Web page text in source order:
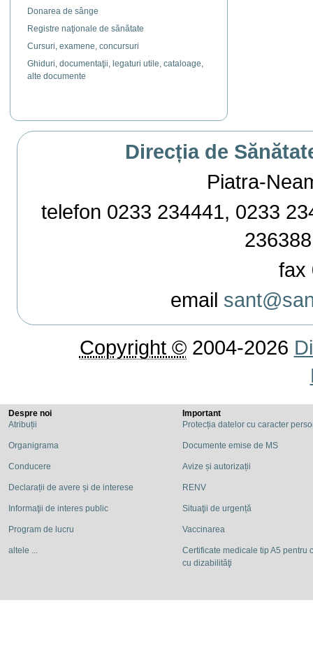
Donarea de sânge
Registre naţionale de sănătate
Cursuri, examene, concursuri
Ghiduri, documentaţii, legaturi utile, cataloage,
alte documente
Direcția de
Piatra-
telefon 0233 234441, 0233
fax
email
Copyright ©2004-2026
Despre noi
Atribuții
Organigrama
Conducere
Declarații de avere și de interese
Informaţii de interes public
Program de lucru
altele ...
Important
Protecția datelor cu caracter
Documente emise de MS
Avize și autorizații
RENV
Situaţii de urgență
Vaccinarea
Certificate medicale tip A5 pentru
cu dizabilităţi